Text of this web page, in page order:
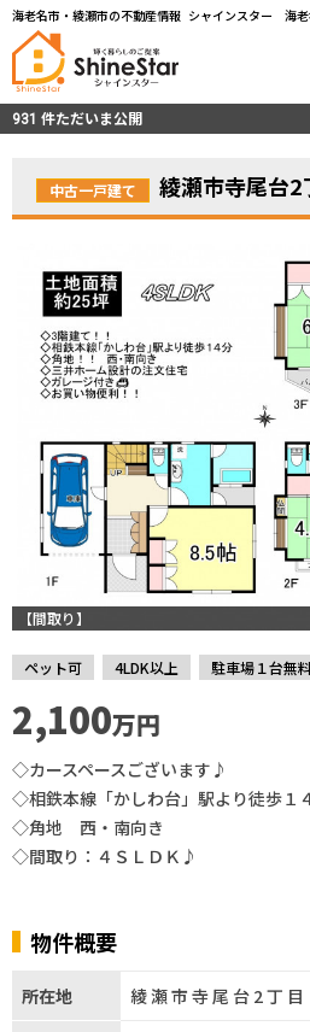
海老名市・綾瀬市の不動産情報 シャインスター 海
931 件ただいま公開
中古一戸建て 綾瀬市寺尾台2
【間取り】
ペット可 4LDK以上 駐車場１台無
2,100万円
◇カースペースございます♪
◇相鉄本線「かしわ台」駅より徒歩１
◇角地 西・南向き
◇間取り：４ＳＬＤＫ♪
物件概要
所在地 綾瀬市寺尾台2丁目